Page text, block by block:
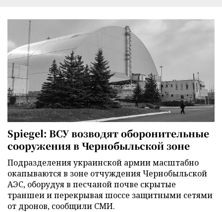
Spiegel: ВСУ возводят оборонительные
сооружения в Чернобыльской зоне
Подразделения украинской армии масштабно
окапываются в зоне отчуждения Чернобыльской
АЭС, оборудуя в песчаной почве скрытые
траншеи и перекрывая шоссе защитными сетями
от дронов, сообщили СМИ.